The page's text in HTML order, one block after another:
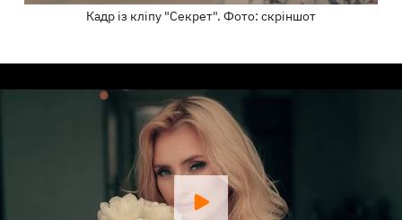
Кадр із кліпу "Секрет". Фото: скріншот